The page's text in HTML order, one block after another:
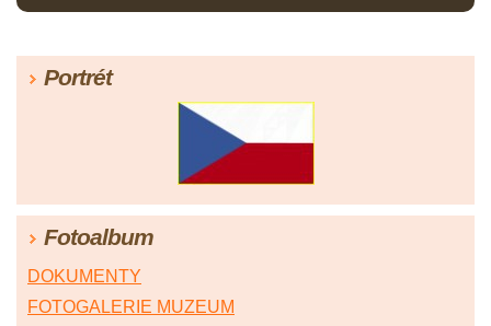
Portrét
Fotoalbum
DOKUMENTY
FOTOGALERIE MUZEUM